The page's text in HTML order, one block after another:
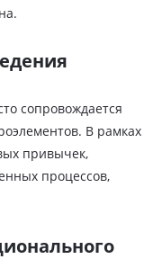
сопровождается
В рамках
привычек,
процессов,